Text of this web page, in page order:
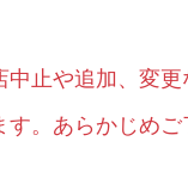
中止や追加、変
。あらかじめご